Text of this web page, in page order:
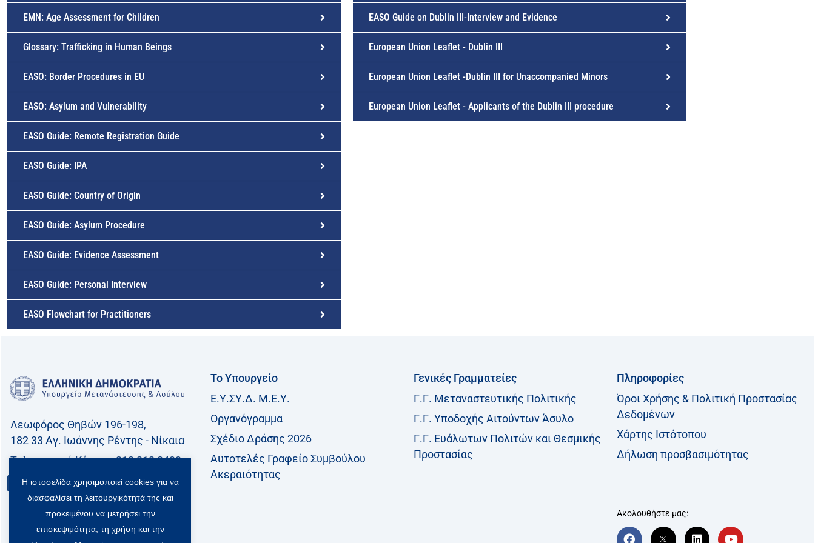
EMN: Age Assessment for Children
Glossary: Trafficking in Human Beings
EASO: Border Procedures in EU
EASO: Asylum and Vulnerability
EASO Guide: Remote Registration Guide
EASO Guide: IPA
EASO Guide: Country of Origin
EASO Guide: Asylum Procedure
EASO Guide: Evidence Assessment
EASO Guide: Personal Interview
EASO Flowchart for Practitioners
EASO Guide on Dublin III-Interview and Evidence
European Union Leaflet - Dublin III
European Union Leaflet -Dublin III for Unaccompanied Minors
European Union Leaflet - Applicants of the Dublin III procedure
Λεωφόρος Θηβών 196-198,
182 33 Aγ. Ιωάννης Ρέντης - Νίκαια
Τηλεφωνικό Kέντρο: 213 212 8400
Επικοινωνία
Το Υπουργείο
Ε.Υ.ΣΥ.Δ. Μ.Ε.Υ.
Οργανόγραμμα
Σχέδιο Δράσης 2026
Αυτοτελές Γραφείο Συμβούλου
Ακεραιότητας
Γενικές Γραμματείες
Γ.Γ. Μεταναστευτικής Πολιτικής
Γ.Γ. Υποδοχής Αιτούντων Άσυλο
Γ.Γ. Ευάλωτων Πολιτών και Θεσμικής
Προστασίας
Πληροφορίες
Όροι Χρήσης & Πολιτική Προστασίας
Δεδομένων
Χάρτης Ιστότοπου
Δήλωση προσβασιμότητας
Ακολουθήστε μας:
F T L Y
Η ιστοσελίδα χρησιμοποιεί cookies για να
διασφαλίσει τη λειτουργικότητά της και
προκειμένου να μετρήσει την
επισκεψιμότητα, τη χρήση και την